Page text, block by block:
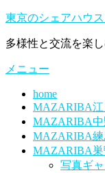
コ
テ
ツ
東京のシェアハウ
多様性と交流を楽
メニュー
home
MAZARIBA江
MAZARIBA中
MAZARIBA練
MAZARIBA
写真ギ